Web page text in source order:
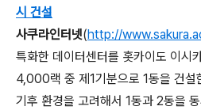
시 건설
사쿠라인터넷(http://
특화한 데이터센터를 홋카이도 이시
4,000랙 중 제1기분으로 1동을 건설
기후 환경을 고려해서 1동과 2동을